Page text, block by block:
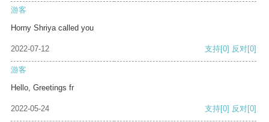
游客
Horny Shriya called you
2022-07-12 支持[0] 反对[0]
游客
Hello, Greetings fr
2022-05-24 支持[0] 反对[0]